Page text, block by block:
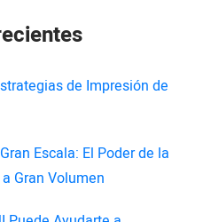
de Impresión de
Escala: El Poder de la
Gran Volumen